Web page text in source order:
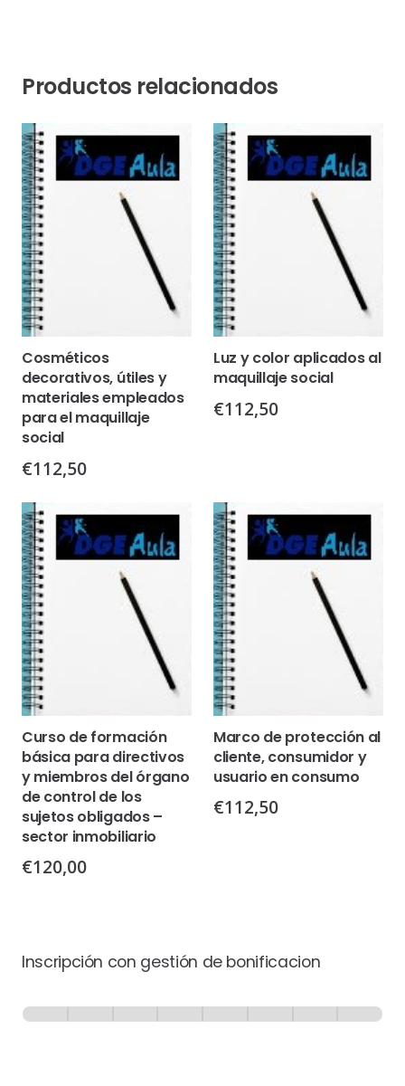
Productos relacionados
Cosméticos
decorativos, útiles y
materiales empleados
para el maquillaje
social
€112,50
Luz y color aplicados al
maquillaje social
€112,50
Curso de formación
básica para directivos
y miembros del órgano
de control de los
sujetos obligados –
sector inmobiliario
€120,00
Marco de protección al
cliente, consumidor y
usuario en consumo
€112,50
Inscripción con gestión de bonificacion
-